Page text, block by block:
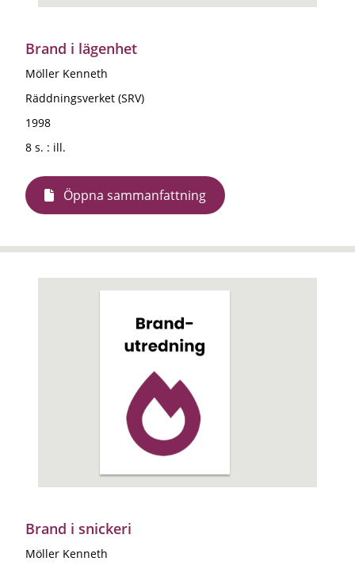
Brand i lägenhet
Möller Kenneth
Räddningsverket (SRV)
1998
8 s. : ill.
Öppna sammanfattning
Brand i snickeri
Möller Kenneth